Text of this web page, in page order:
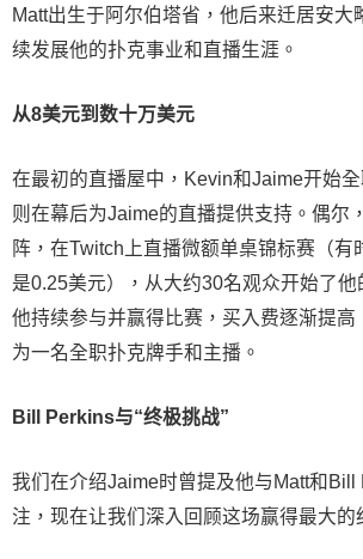
Matt出生于阿尔伯塔省，他后来迁居安大
续发展他的扑克事业和直播生涯。
从8美元到数十万美元
在最初的直播屋中，Kevin和Jaime开始
则在幕后为Jaime的直播提供支持。偶尔
阵，在Twitch上直播微额单桌锦标赛（有
是0.25美元），从大约30名观众开始了
他持续参与并赢得比赛，买入费逐渐提高
为一名全职扑克牌手和主播。
Bill Perkins与“终极挑战”
我们在介绍Jaime时曾提及他与Matt和Bill
注，现在让我们深入回顾这场赢得最大的